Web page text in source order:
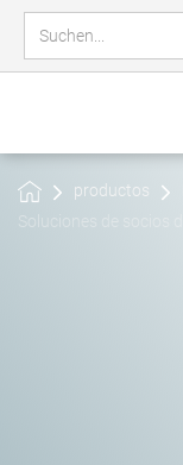
productos